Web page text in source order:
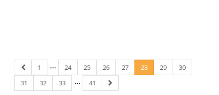
1 … 24 25 26 27 28 29
30
31
32 33 … 41